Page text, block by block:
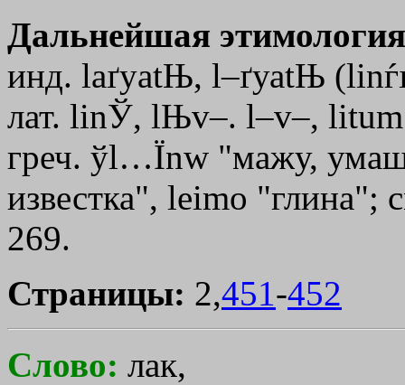
Дальнейшая
инд. laґyatЊ, l–ґуаtЊ
лат. linЎ, lЊv–. l–v–, litum
греч. ўl…Їnw "мажу,
известка", leimo "глина";
269.
Страницы: 2,451-452
Слово: лак,